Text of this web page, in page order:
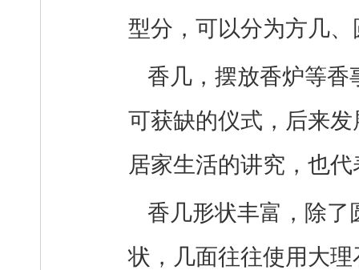
型分，可以分为方几
香几，摆放香炉等香
可获缺的仪式，后来
居家生活的讲究，也
香几形状丰富，除了
状，几面往往使用大